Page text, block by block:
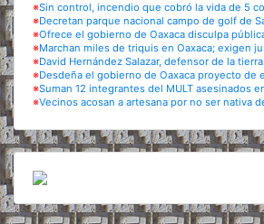
※Sin control, incendio que cobró la vida de 5
※Decretan parque nacional campo de golf de
※Ofrece el gobierno de Oaxaca disculpa
※Marchan miles de triquis en Oaxaca; exigen
※David Hernández Salazar, defensor de la
※Desdeña el gobierno de Oaxaca proyecto de
※Suman 12 integrantes del MULT asesinados
※Vecinos acosan a artesana por no ser nativa